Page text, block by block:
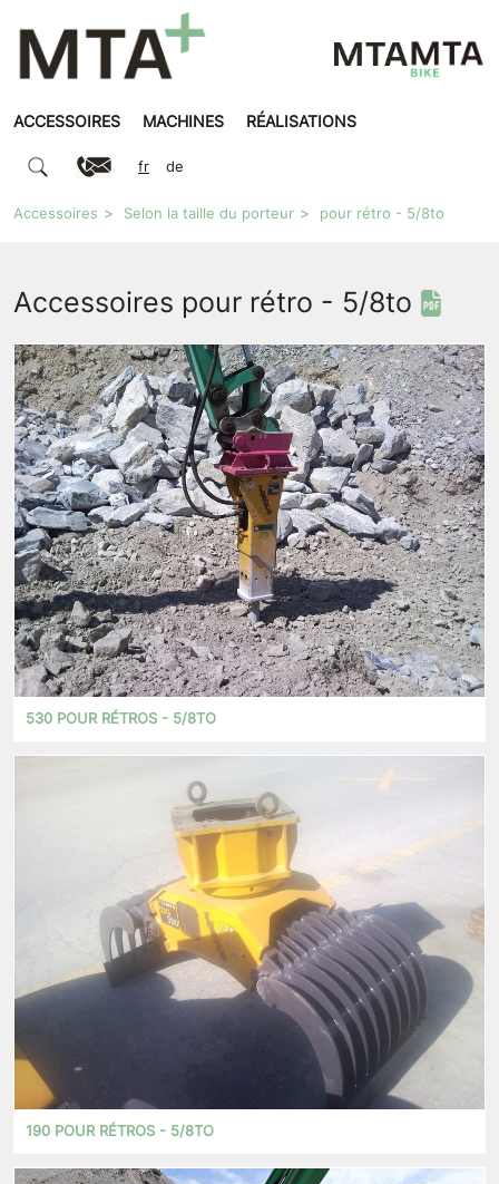
ACCESSOIRES MACHINES RÉALISATIONS
fr de
Accessoires Selon la taille du porteur pour rétro - 5/8to
Accessoires pour rétro - 5/8to
530 POUR RÉTROS - 5/8TO
190 POUR RÉTROS - 5/8TO